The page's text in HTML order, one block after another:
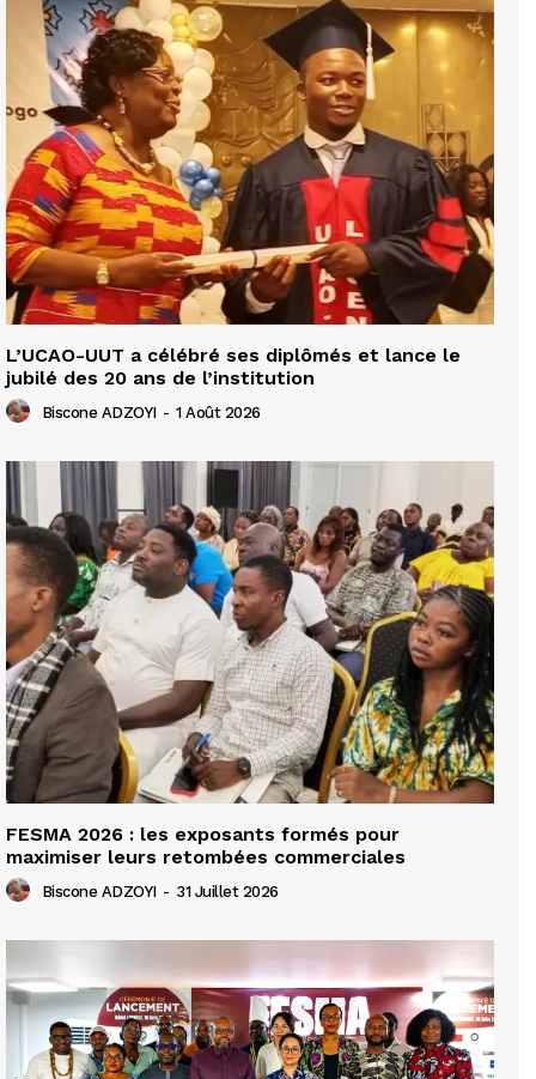
L’UCAO-UUT a célébré ses diplômés et lance le
jubilé des 20 ans de l’institution
Biscone ADZOYI - 1 Août 2026
FESMA 2026 : les exposants formés pour
maximiser leurs retombées commerciales
Biscone ADZOYI - 31 Juillet 2026